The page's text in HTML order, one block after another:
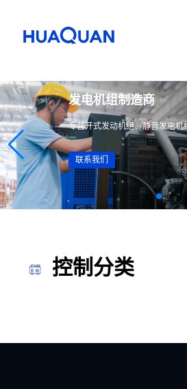
发电机组制造商
专营开式发动机组、静音发电机
联系我们
控制分类